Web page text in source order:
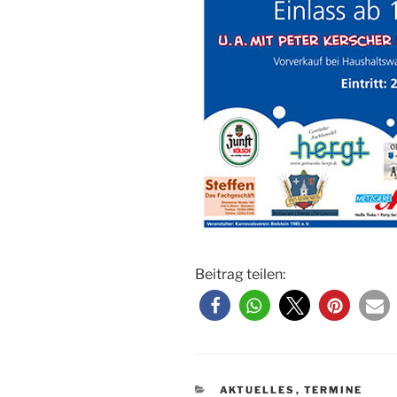
Beitrag teilen:
KATEGORIEN
AKTUELLES , TERMINE